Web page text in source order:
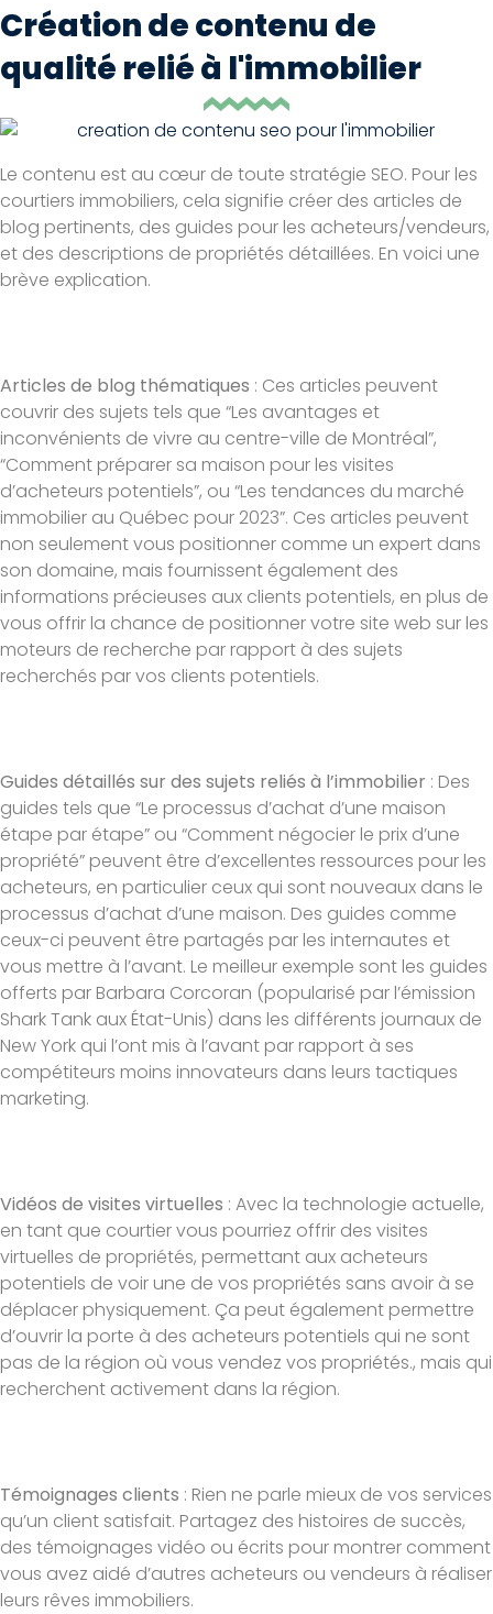
Création de contenu de
qualité relié à l'immobilier
Le contenu est au cœur de toute stratégie SEO. Pour les
courtiers immobiliers, cela signifie créer des articles de
blog pertinents, des guides pour les acheteurs/vendeurs,
et des descriptions de propriétés détaillées. En voici une
brève explication.
Articles de blog thématiques : Ces articles peuvent
couvrir des sujets tels que “Les avantages et
inconvénients de vivre au centre-ville de Montréal”,
“Comment préparer sa maison pour les visites
d’acheteurs potentiels”, ou “Les tendances du marché
immobilier au Québec pour 2023”. Ces articles peuvent
non seulement vous positionner comme un expert dans
son domaine, mais fournissent également des
informations précieuses aux clients potentiels, en plus de
vous offrir la chance de positionner votre site web sur les
moteurs de recherche par rapport à des sujets
recherchés par vos clients potentiels.
Guides détaillés sur des sujets reliés à l’immobilier : Des
guides tels que “Le processus d’achat d’une maison
étape par étape” ou “Comment négocier le prix d’une
propriété” peuvent être d’excellentes ressources pour les
acheteurs, en particulier ceux qui sont nouveaux dans le
processus d’achat d’une maison. Des guides comme
ceux-ci peuvent être partagés par les internautes et
vous mettre à l’avant. Le meilleur exemple sont les guides
offerts par Barbara Corcoran (popularisé par l’émission
Shark Tank aux État-Unis) dans les différents journaux de
New York qui l’ont mis à l’avant par rapport à ses
compétiteurs moins innovateurs dans leurs tactiques
marketing.
Vidéos de visites virtuelles : Avec la technologie actuelle,
en tant que courtier vous pourriez offrir des visites
virtuelles de propriétés, permettant aux acheteurs
potentiels de voir une de vos propriétés sans avoir à se
déplacer physiquement. Ça peut également permettre
d’ouvrir la porte à des acheteurs potentiels qui ne sont
pas de la région où vous vendez vos propriétés., mais qui
recherchent activement dans la région.
Témoignages clients : Rien ne parle mieux de vos services
qu’un client satisfait. Partagez des histoires de succès,
des témoignages vidéo ou écrits pour montrer comment
vous avez aidé d’autres acheteurs ou vendeurs à réaliser
leurs rêves immobiliers.